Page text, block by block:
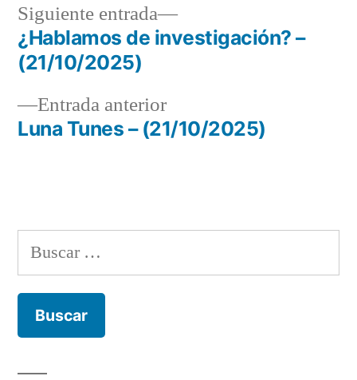
Navegación
entradas
Entrada anteriorEntrada
anterior:
Luna Tunes – (21/10/2025)
Siguiente entrada
Siguiente
entrada:
¿Hablamos de investigación? –
(21/10/2025)
Buscar: